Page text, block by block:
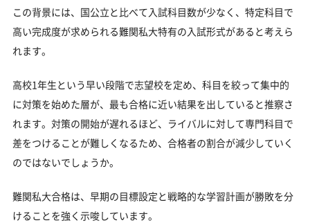
この背景には、国公立と比べて入試科目数が少なく、特定科目で
高い完成度が求められる難関私大特有の入試形式があると考えら
れます。
高校1年生という早い段階で志望校を定め、科目を絞って集中的
に対策を始めた層が、最も合格に近い結果を出していると推察さ
れます。対策の開始が遅れるほど、ライバルに対して専門科目で
差をつけることが難しくなるため、合格者の割合が減少していく
のではないでしょうか。
難関私大合格は、早期の目標設定と戦略的な学習計画が勝敗を分
けることを強く示唆しています。